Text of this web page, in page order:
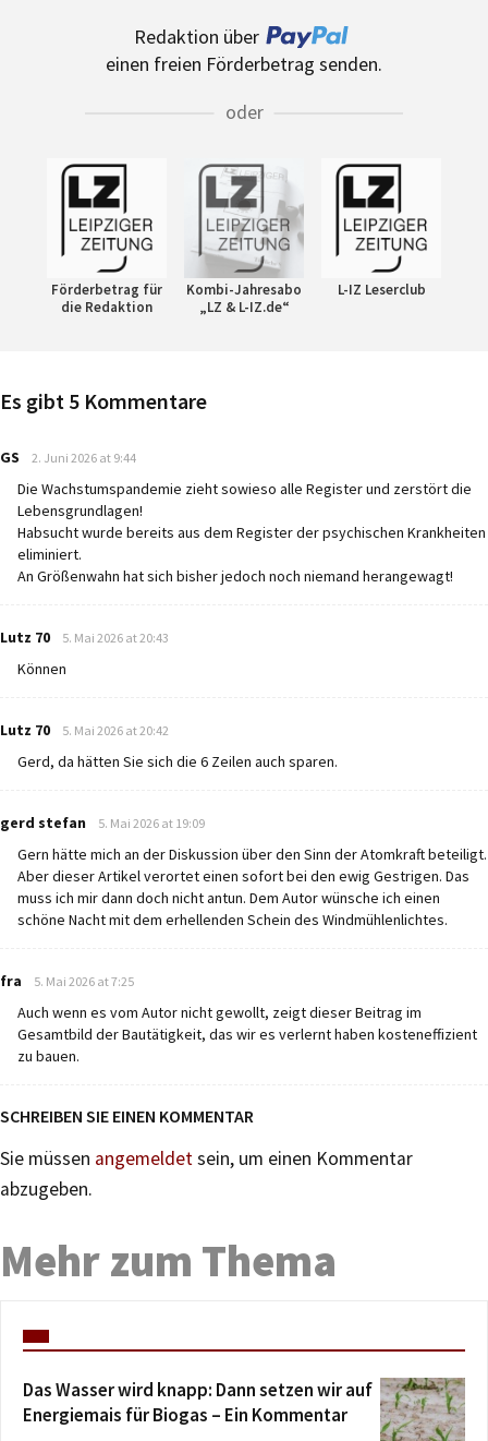
Redaktion über
einen freien Förderbetrag senden.
oder
Förderbetrag für
die Redaktion
Kombi-Jahresabo
„LZ & L-IZ.de“
L-IZ Leserclub
Es gibt 5 Kommentare
GS says:
2. Juni 2026 at 9:44
Die Wachstumspandemie zieht sowieso alle Register und zerstört die
Lebensgrundlagen!
Habsucht wurde bereits aus dem Register der psychischen Krankheiten
eliminiert.
An Größenwahn hat sich bisher jedoch noch niemand herangewagt!
Lutz 70 says:
5. Mai 2026 at 20:43
Können
Lutz 70 says:
5. Mai 2026 at 20:42
Gerd, da hätten Sie sich die 6 Zeilen auch sparen.
gerd stefan says:
5. Mai 2026 at 19:09
Gern hätte mich an der Diskussion über den Sinn der Atomkraft beteiligt.
Aber dieser Artikel verortet einen sofort bei den ewig Gestrigen. Das
muss ich mir dann doch nicht antun. Dem Autor wünsche ich einen
schöne Nacht mit dem erhellenden Schein des Windmühlenlichtes.
fra says:
5. Mai 2026 at 7:25
Auch wenn es vom Autor nicht gewollt, zeigt dieser Beitrag im
Gesamtbild der Bautätigkeit, das wir es verlernt haben kosteneffizient
zu bauen.
SCHREIBEN SIE EINEN KOMMENTAR
Sie müssen angemeldetsein, um einen Kommentar
abzugeben.
Mehr zum Thema
Das Wasser wird knapp: Dann setzen wir auf
Energiemais für Biogas – Ein Kommentar